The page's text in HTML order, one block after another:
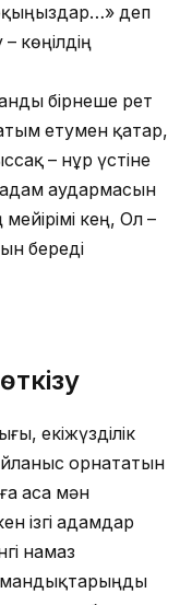
оқыңыздар…» деп
көңілдің
бірнеше рет
етумен қатар,
– нұр үстіне
аудармасын
кең, Ол –
береді
екіжүзділік
орнататын
аса мән
ізгі адамдар
намаз